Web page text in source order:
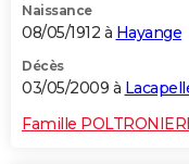
Naissance
08/05/1912 à Hayange
Décès
03/05/2009 à
Famille POLTRONIERI